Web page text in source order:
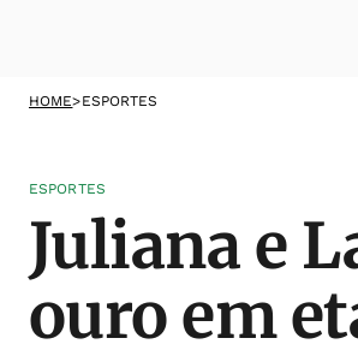
HOME>ESPORTES
ESPORTES
Juliana e
ouro em